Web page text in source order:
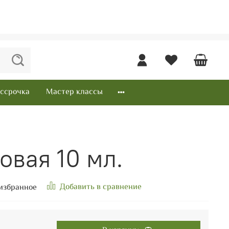
Мастер классы
10 мл.
Добавить в сравнение